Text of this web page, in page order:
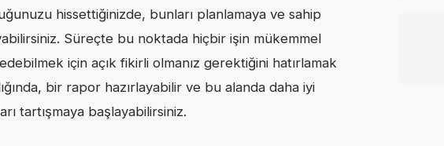
hissettiğinizde, bunları planlamaya ve sahip
Süreçte bu noktada hiçbir işin mükemmel
için açık fikirli olmanız gerektiğini hatırlamak
bir rapor hazırlayabilir ve bu alanda daha iyi
tartışmaya başlayabilirsiniz.